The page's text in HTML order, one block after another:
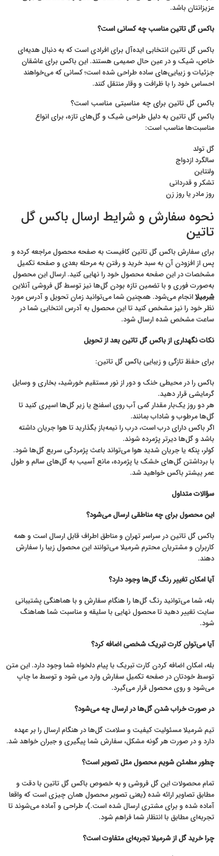
عزیزانتان باشد.
باکس گل تاتین مناسب چه کسانی است؟
باکس گل تاتین انتخابی ایده‌آل برای افرادی است که به دنبال هدیه‌ای
خاص، شیک و در عین حال صمیمی هستند. این باکس برای عاشقان
جزئیات و زیبایی‌های ساده طراحی شده است؛ کسانی که می‌خواهند
احساس خود را با ظرافت و وقار منتقل کنند.
باکس گل تاتین برای چه مناسبتی مناسب است؟
باکس گل تاتین به دلیل طراحی شیک و گل‌های تازه، برای انواع
مناسبت‌ها مناسب است:
گل تولد
سالگرد ازدواج
ولنتاین
تشکر و قدردانی
روز مادر یا روز زن
نحوه سفارش و شرایط ارسال باکس گل
تاتین
برای سفارش باکس گل تاتین کافیست به صفحه محصول مراجعه کرده و
پس از افزودن آن به سبد خرید و رفتن به مرحله بعدی و صفحه تکمیل
مشخصات در این صفحه محصول خود را نهایی کنید. ارسال این محصول
به‌صورت فوری و با تضمین تازه بودن گل‌ها نیز توسط گل فروشی آنلاین
شرمیلاانجام می‌شود. همچنین شما می‌توانید زمان تحویل و آدرس مورد
نظر خود را نیز مشخص کنید تا این محصول به آدرس انتخابی شما در
ساعت مشخص شده ارسال شود.
نکات نگهداری از باکس گل تاتین بعد از تحویل
برای حفظ تازگی و زیبایی باکس گل تاتین:
باکس را در محیطی خنک و دور از نور مستقیم خورشید، بخاری و وسایل
گرمایشی قرار دهید.
هر دو روز یک‌بار مقدار کمی آب روی اسفنج یا زیر گل‌ها اسپری کنید تا
گل‌ها مرطوب و شاداب بمانند.
اگر باکس دارای درب است، درب را نیمه‌باز بگذارید تا هوا جریان داشته
باشد و گل‌ها دیرتر پژمرده شوند.
کولر، پنکه یا جریان شدید هوا می‌تواند باعث پژمردگی سریع گل‌ها شود.
با برداشتن گل‌های خشک یا پژمرده، مانع آسیب به گل‌های سالم و طول
عمر بیشتر باکس خواهید شد.
سؤالات متداول
این محصول برای چه مناطقی ارسال می‌شود؟
باکس گل تاتین در سراسر تهران و مناطق اطراف قابل ارسال است و همه
کاربران و مشتریان محترم شرمیلا می‌توانند این محصول زیبا را سفارش
دهند.
آیا امکان تغییر رنگ گل‌ها وجود دارد؟
بله، شما می‌توانید رنگ گل‌ها را هنگام سفارش و با هماهنگی پشتیبانی
سایت تغییر دهید تا محصول نهایی با سلیقه و مناسبت شما هماهنگ
شود.
آیا می‌توان کارت تبریک شخصی اضافه کرد؟
بله، امکان اضافه کردن کارت تبریک با پیام دلخواه شما وجود دارد. این متن
توسط خودتان در صفحه تکمیل سفارش وارد می شود و توسط ما چاپ
می‌شود و روی محصول قرار می‌گیرد.
در صورت خراب شدن گل‌ها در ارسال چه می‌شود؟
تیم شرمیلا مسئولیت کیفیت و سلامت گل‌ها در هنگام ارسال را بر عهده
دارد و در صورت هر گونه مشکل، سفارش شما پیگیری و جبران خواهد شد.
چطور مطمئن شویم محصول مثل تصویر است؟
تمام محصولات این گل فروشی و به خصوص باکس گل تاتین با دقت و
مطابق تصاویر ارائه شده (یعنی تصویر محصول همان چیزی است که واقعا
آماده شده و برای مشتری ارسال شده است.)، طراحی و آماده می‌شوند تا
تجربه‌ای مطابق با انتظار شما فراهم شود.
چرا خرید گل از شرمیلا تجربه‌ای متفاوت است؟